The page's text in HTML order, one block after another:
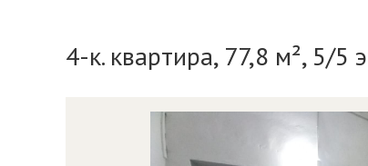
4-к. квартира, 77,8 м², 5/5